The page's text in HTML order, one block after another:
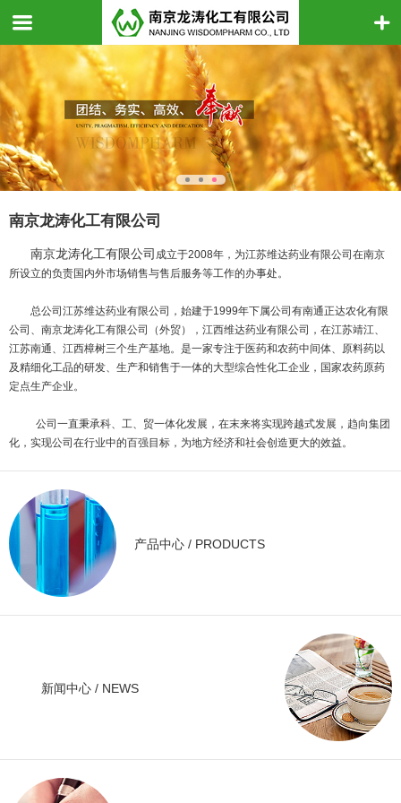
南京龙涛化工有限公司
南京龙涛化工有限公司 成立于2008年，为江苏维达药业有限公司在南京
所设立的负责国内外市场销售与售后服务等工作的办事处。
总公司江苏维达药业有限公司，始建于1999年下属公司有南通正达农化有限
公司、南京龙涛化工有限公司（外贸），江西维达药业有限公司，在江苏靖江、
江苏南通、江西樟树三个生产基地。是一家专注于医药和农药中间体、原料药以
及精细化工品的研发、生产和销售于一体的大型综合性化工企业，国家农药原药
定点生产企业。
公司一直秉承科、工、贸一体化发展，在末来将实现跨越式发展，趋向集团
化，实现公司在行业中的百强目标，为地方经济和社会创造更大的效益。
产品中心 / PRODUCTS
新闻中心 / NEWS